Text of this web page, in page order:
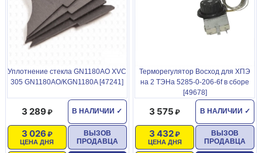
Уплотнение стекла GN1180AO XVC
305 GN1180AO/KGN1180A [47241]
В НАЛИЧИИ ✓
3 289
ЦЕНА ДНЯ
3 026
ВЫЗОВ
ПРОДАВЦА
Терморегулятор Восход для ХПЭ
на 2 ТЭНа 5285-0-206-6f в сборе
[49678]
В НАЛИЧИИ ✓
3 575
ЦЕНА ДНЯ
3 432
ВЫЗОВ
ПРОДАВЦА